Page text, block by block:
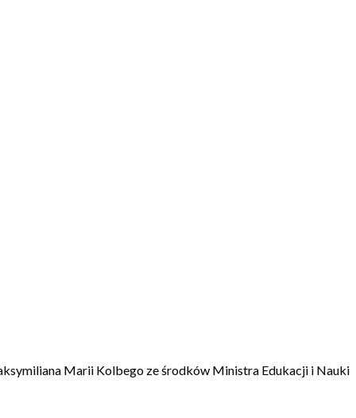
Marii Kolbego ze środków Ministra Edukacji i Nauki